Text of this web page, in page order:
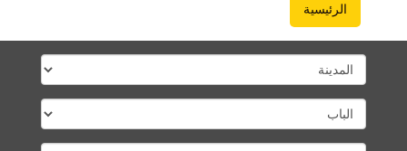
الرئيسية